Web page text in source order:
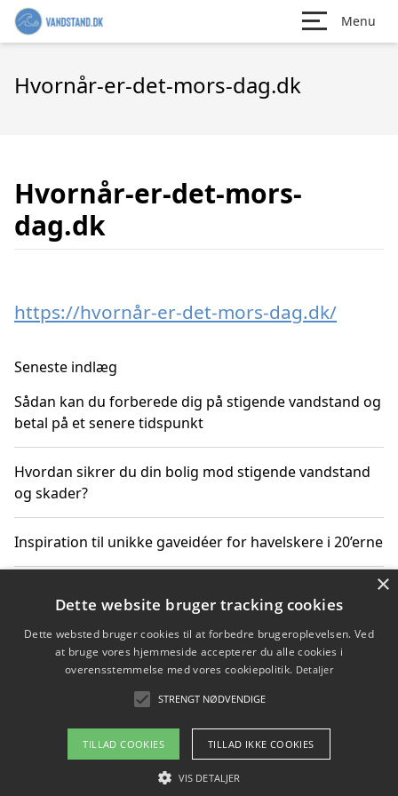
Menu
Hvornår-er-det-mors-dag.dk
Hvornår-er-det-mors-
dag.dk
https://hvornår-er-det-mors-dag.dk/
Seneste indlæg
Sådan kan du forberede dig på stigende vandstand og
betal på et senere tidspunkt
Hvordan sikrer du din bolig mod stigende vandstand
og skader?
Inspiration til unikke gaveidéer for havelskere i 20’erne
dyrearter i Danmark
Sådan vælger du de bedste vandrerygsække til
Copyright 2026 - Pilanto Aps
Om / kontakt
×
Dette website bruger tracking cookies
Dette websted bruger cookies til at forbedre brugeroplevelsen. Ved
at bruge vores hjemmeside accepterer du alle cookies i
overensstemmelse med vores cookiepolitik. Detaljer
STRENGT NØDVENDIGE
TILLAD COOKIES TILLAD IKKE COOKIES
VIS DETALJER